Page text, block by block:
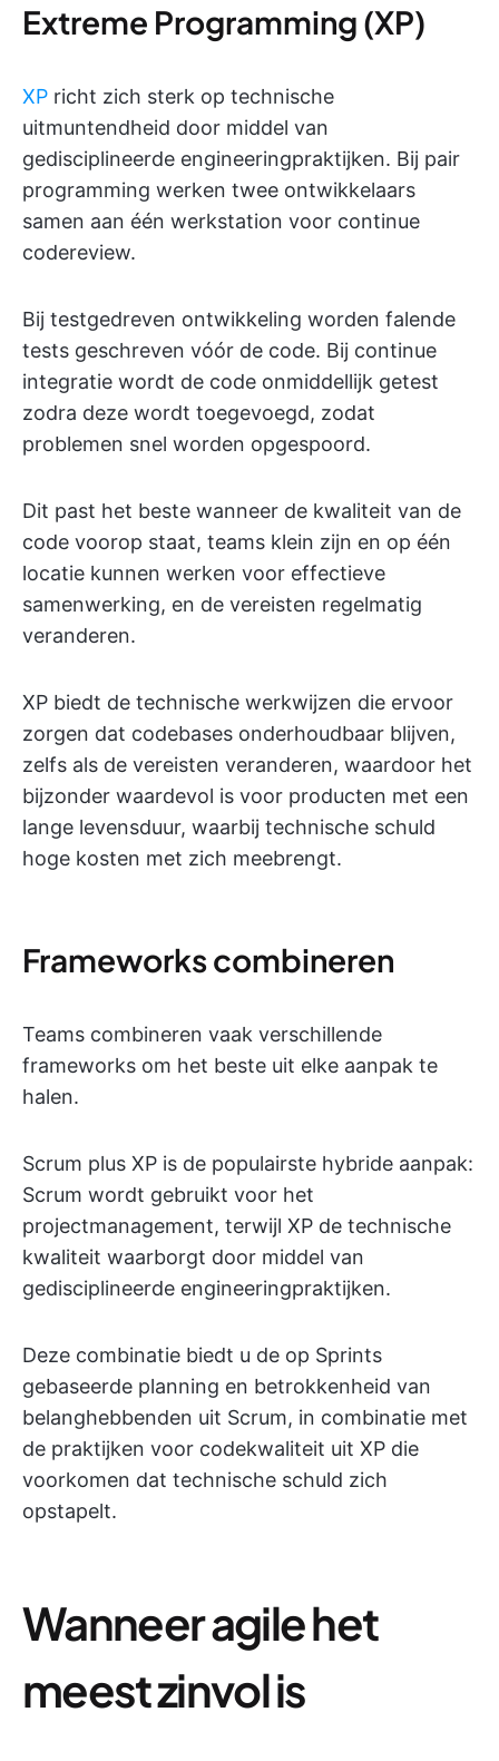
Extreme Programming (XP)
XP richt zich sterk op technische
uitmuntendheid door middel van
gedisciplineerde engineeringpraktijken. Bij pair
programming werken twee ontwikkelaars
samen aan één werkstation voor continue
codereview.
Bij testgedreven ontwikkeling worden falende
tests geschreven vóór de code. Bij continue
integratie wordt de code onmiddellijk getest
zodra deze wordt toegevoegd, zodat
problemen snel worden opgespoord.
Dit past het beste wanneer de kwaliteit van de
code voorop staat, teams klein zijn en op één
locatie kunnen werken voor effectieve
samenwerking, en de vereisten regelmatig
veranderen.
XP biedt de technische werkwijzen die ervoor
zorgen dat codebases onderhoudbaar blijven,
zelfs als de vereisten veranderen, waardoor het
bijzonder waardevol is voor producten met een
lange levensduur, waarbij technische schuld
hoge kosten met zich meebrengt.
Frameworks combineren
Teams combineren vaak verschillende
frameworks om het beste uit elke aanpak te
halen.
Scrum plus XP is de populairste hybride aanpak:
Scrum wordt gebruikt voor het
projectmanagement, terwijl XP de technische
kwaliteit waarborgt door middel van
gedisciplineerde engineeringpraktijken.
Deze combinatie biedt u de op Sprints
gebaseerde planning en betrokkenheid van
belanghebbenden uit Scrum, in combinatie met
de praktijken voor codekwaliteit uit XP die
voorkomen dat technische schuld zich
opstapelt.
Wanneer agile het
meest zinvol is